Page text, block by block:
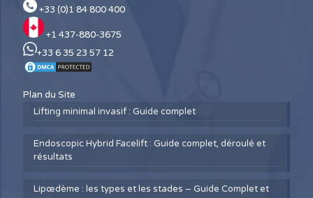
+33 (0)1 84 800 400
+1 437-880-3675
+33 6 35 23 57 12
Plan du Site
Lifting minimal invasif : Guide complet
Endoscopic Hybrid Facelift : Guide complet, déroulé et
résultats
Lipœdème : les types et les stades – Guide Complet et